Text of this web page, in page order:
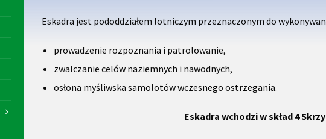
Eskadra jest pododdziałem lotniczym przeznaczonym do
prowadzenie rozpoznania i patrolowanie,
zwalczanie celów naziemnych i nawodnych,
osłona myśliwska samolotów wczesnego ostrzegania.
Eskadra wchodzi w skład 4